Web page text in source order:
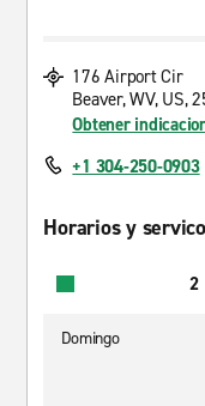
176 Airport Cir
Beaver, WV, US,
Obtener
+1 304-250-0903
Horarios y
2
Domingo